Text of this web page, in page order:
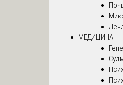
МЕДИЦИНА